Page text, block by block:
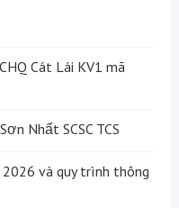
Cát Lái KV1 mã
Nhất SCSC TCS
và quy trình thông